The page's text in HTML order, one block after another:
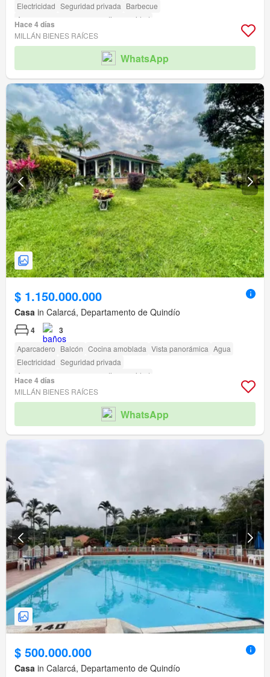
Electricidad Seguridad privada Barbecue
Acceso para personas con discapacidad
Hace 4 días
MILLÁN BIENES RAÍCES
WhatsApp
$ 1.150.000.000
Casa in Calarcá, Departamento de Quindío
4 3
Aparcadero Balcón Cocina amoblada Vista panorámica Agua
Electricidad Seguridad privada
Acceso para personas con discapacidad
Hace 4 días
MILLÁN BIENES RAÍCES
WhatsApp
$ 500.000.000
Casa in Calarcá, Departamento de Quindío